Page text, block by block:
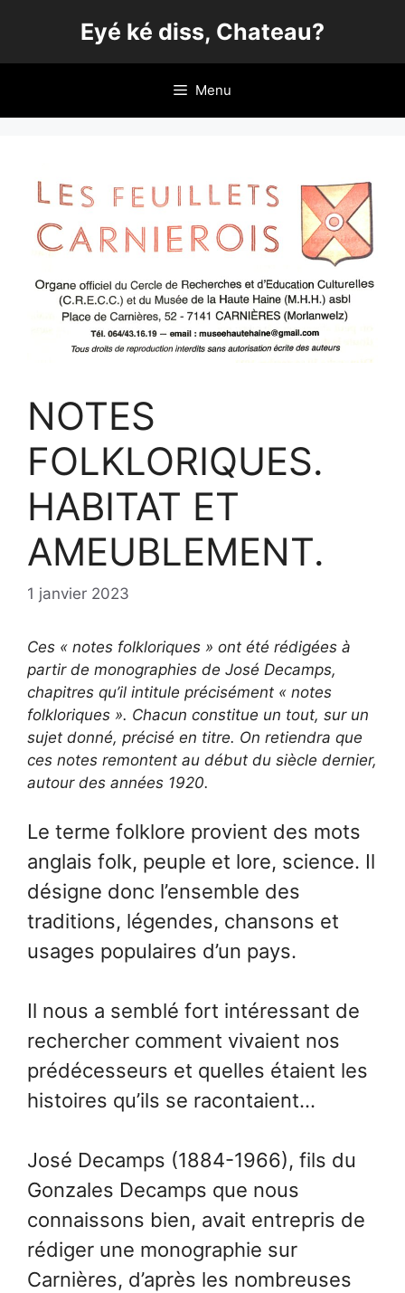
Eyé ké diss, Chateau?
Menu
NOTES
FOLKLORIQUES.
HABITAT ET
AMEUBLEMENT.
1 janvier 2023
Ces « notes folkloriques » ont été rédigées à
partir de monographies de José Decamps,
chapitres qu’il intitule précisément « notes
folkloriques ». Chacun constitue un tout, sur un
sujet donné, précisé en titre. On retiendra que
ces notes remontent au début du siècle dernier,
autour des années 1920.
Le terme folklore provient des mots
anglais folk, peuple et lore, science. Il
désigne donc l’ensemble des
traditions, légendes, chansons et
usages populaires d’un pays.
Il nous a semblé fort intéressant de
rechercher comment vivaient nos
prédécesseurs et quelles étaient les
histoires qu’ils se racontaient…
José Decamps (1884-1966), fils du
Gonzales Decamps que nous
connaissons bien, avait entrepris de
rédiger une monographie sur
Carnières, d’après les nombreuses